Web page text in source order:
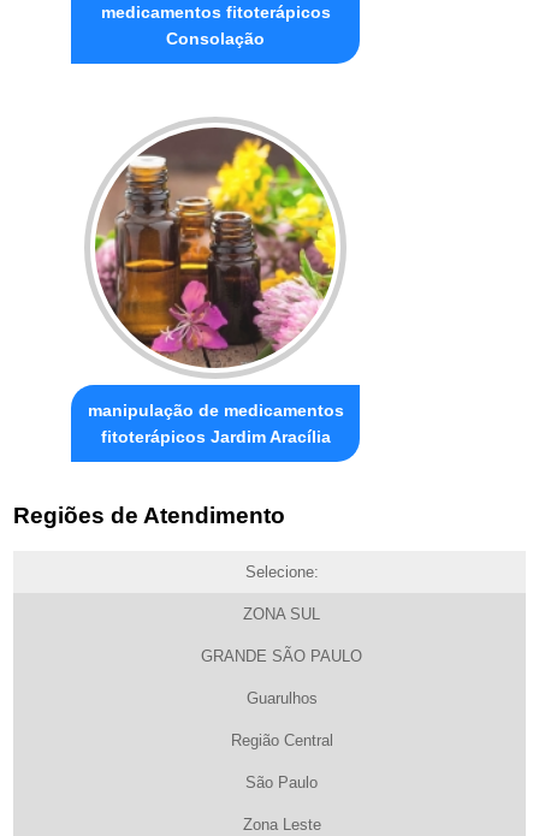
medicamentos fitoterápicos
Consolação
manipulação de medicamentos
fitoterápicos Jardim Aracília
Regiões de Atendimento
Selecione:
ZONA SUL
GRANDE SÃO PAULO
Guarulhos
Região Central
São Paulo
Zona Leste